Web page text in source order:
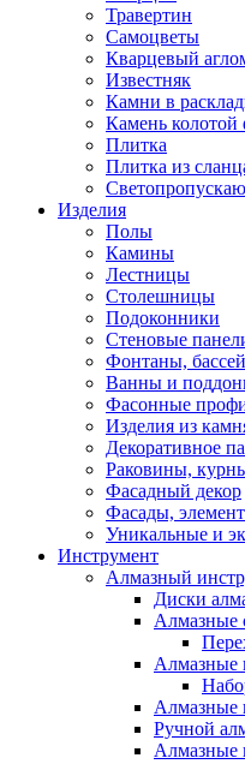
Травертин
Самоцветы
Кварцевый
Известняк
Камни в
Камень колотой
Плитка
Плитка из
Изделия
Полы
Камины
Лестницы
Столешницы
Подоконники
Стеновые
Фонтаны,
Ванны и
Фасонные
Изделия из
Декоративное
Раковины,
Фасадный декор
Фасады,
Уникальные и
Инструмент
Алмазный
Диски
Алмазные
Алмазные
Алмазные
Ручной
Алмазные